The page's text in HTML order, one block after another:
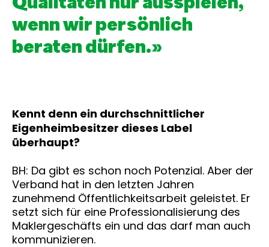
wenn wir persönlich
beraten dürfen.»
Kennt denn ein durchschnittlicher
Eigenheimbesitzer dieses Label
überhaupt?
BH: Da gibt es schon noch Potenzial. Aber der
Verband hat in den letzten Jahren
zunehmend Öffentlichkeitsarbeit geleistet. Er
setzt sich für eine Professionalisierung des
Maklergeschäfts ein und das darf man auch
kommunizieren.